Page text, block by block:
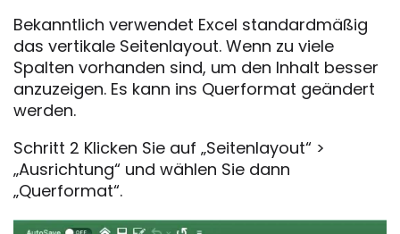
Bekanntlich verwendet Excel standardmäßig
das vertikale Seitenlayout. Wenn zu viele
Spalten vorhanden sind, um den Inhalt besser
anzuzeigen. Es kann ins Querformat geändert
werden.
Schritt 2 Klicken Sie auf „Seitenlayout“ >
„Ausrichtung“ und wählen Sie dann
„Querformat“.